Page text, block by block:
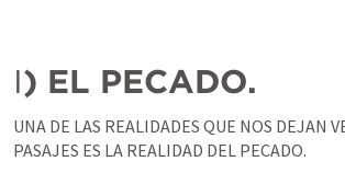
I) EL PECADO.
UNA DE LAS REALIDADES QUE NOS DEJAN
PASAJES ES LA REALIDAD DEL PECADO.